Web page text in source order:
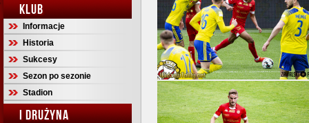
KLUB
Informacje
Historia
Sukcesy
Sezon po sezonie
Stadion
I DRUŻYNA